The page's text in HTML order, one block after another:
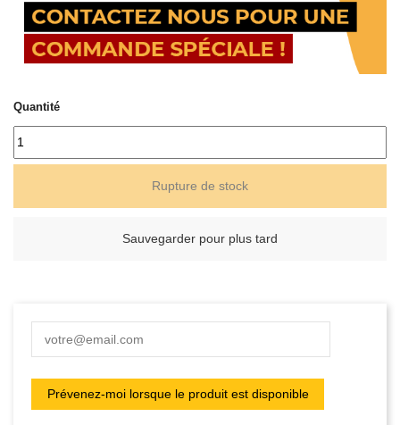
Quantité
Rupture de stock
Sauvegarder pour plus tard